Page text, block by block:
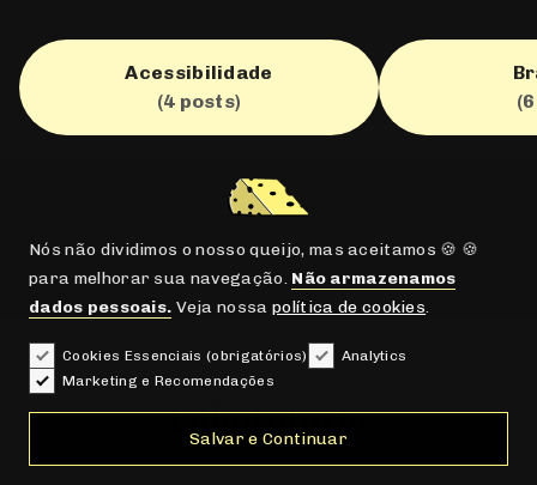
Acessibilidade
(4 posts)
Laboratório
Veja as últimas postagens em nosso blog
Nós não dividimos o nosso queijo, mas aceitamos 🍪 🍪
para melhorar sua navegação. Não armazenamos
dados pessoais. Veja nossapolítica de cookies.
Cookies Essenciais (obrigatórios)
Analytics
Marketing e Recomendações
Salvar e Continuar